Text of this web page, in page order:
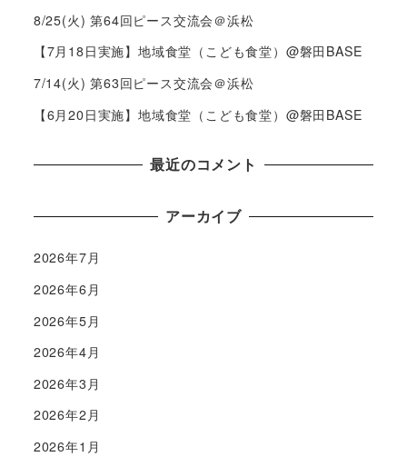
8/25(火) 第64回ピース交流会＠浜松
【7月18日実施】地域食堂（こども食堂）@磐田BASE
7/14(火) 第63回ピース交流会＠浜松
【6月20日実施】地域食堂（こども食堂）@磐田BASE
最近のコメント
アーカイブ
2026年7月
2026年6月
2026年5月
2026年4月
2026年3月
2026年2月
2026年1月